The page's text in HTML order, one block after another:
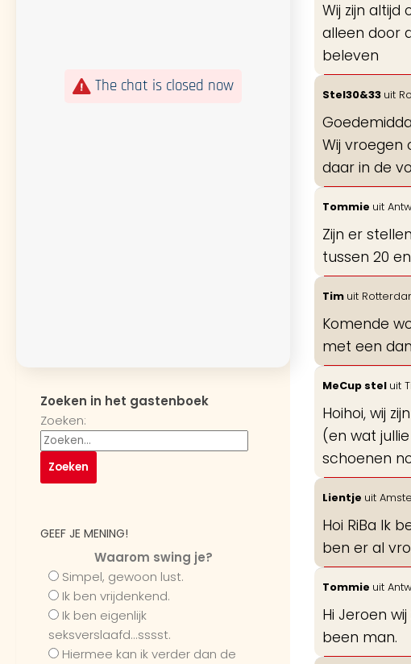
Wij zijn
alleen door
beleven
Stel30&33 uit
Wij vroegen
daar in de
Tommie uit
Zijn er
tussen 20
Tim uit
Komende
met een
MeCup stel uit
Hoihoi, wij
(en wat
schoenen
Lientje uit
Hoi RiBa Ik
ben er al
Tommie uit
Hi Jeroen
been man.
The chat is closed now
Zoeken in het gastenboek
Zoeken:
GEEF JE MENING!
Waarom swing je?
Simpel, gewoon lust.
Ik ben vrijdenkend.
Ik ben eigenlijk
seksverslaafd...sssst.
Hiermee kan ik verder dan de